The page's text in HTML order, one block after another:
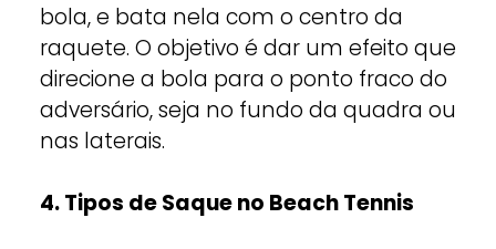
bola, e bata nela com o centro da
raquete. O objetivo é dar um efeito que
direcione a bola para o ponto fraco do
adversário, seja no fundo da quadra ou
nas laterais.
4. Tipos de Saque no Beach Tennis